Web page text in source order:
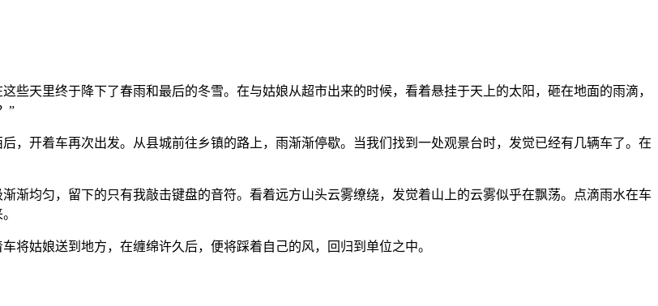
些天里终于降下了春雨和最后的冬雪。在与姑娘从超市出来的时候，看着悬挂于天上的太阳，砸在地面的雨滴，
”
，开着车再次出发。从县城前往乡镇的路上，雨渐渐停歇。当我们找到一处观景台时，发觉已经有几辆车了。在
渐均匀，留下的只有我敲击键盘的音符。看着远方山头云雾缭绕，发觉着山上的云雾似乎在飘荡。点滴雨水在车
将姑娘送到地方，在缠绵许久后，便将踩着自己的风，回归到单位之中。